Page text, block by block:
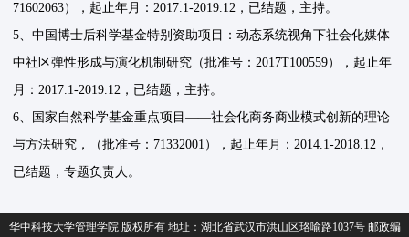
71602063），起止年月：2017.1-2019.12，已结题，主持。
5、中国博士后科学基金特别资助项目：动态系统视角下社会化媒体
中社区弹性形成与演化机制研究（批准号：2017T100559），起止年
月：2017.1-2019.12，已结题，主持。
6、国家自然科学基金重点项目——社会化商务商业模式创新的理论
与方法研究，（批准号：71332001），起止年月：2014.1-2018.12，
已结题，专题负责人。
华中科技大学管理学院 版权所有 地址：湖北省武汉市洪山区珞喻路1037号 邮政编